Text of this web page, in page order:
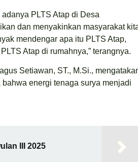
PLTS Atap di Desa
dan menyakinkan masyarakat
mendengar apa itu PLTS Atap,
Atap di rumahnya,” terangnya.
Setiawan, ST., M.Si.,
energi tenaga surya menjadi
III 2025